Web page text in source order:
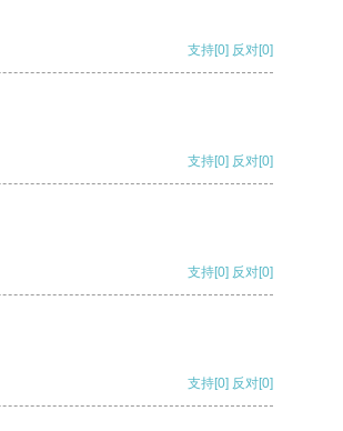
支持[0] 反对[0]
支持[0] 反对[0]
支持[0] 反对[0]
支持[0] 反对[0]